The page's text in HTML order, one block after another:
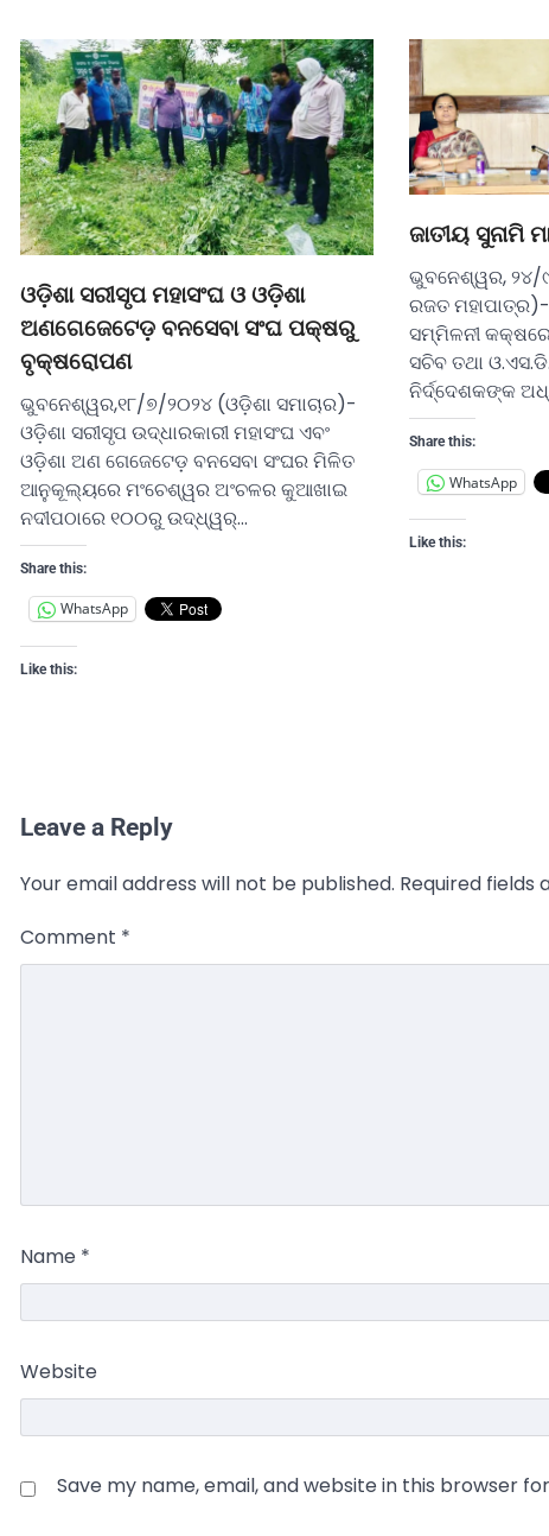
ଓଡ଼ିଶା ସରୀସୃପ ମହାସଂଘ ଓ ଓଡ଼ିଶା
ଅଣଗେଜେଟେଡ଼ ବନସେବା ସଂଘ ପକ୍ଷରୁ
ବୃକ୍ଷରୋପଣ
ଭୁବନେଶ୍ୱର,୧୮/୭/୨୦୨୪ (ଓଡ଼ିଶା ସମାଚାର)-
ଓଡ଼ିଶା ସରୀସୃପ ଉଦ୍ଧାରକାରୀ ମହାସଂଘ ଏବଂ
ଓଡ଼ିଶା ଅଣ ଗେଜେଟେଡ଼ ବନସେବା ସଂଘର ମିଳିତ
ଆନୁକୂଲ୍ୟରେ ମଂଚେଶ୍ୱର ଅଂଚଳର କୁଆଖାଇ
ନଦୀପଠାରେ ୧୦୦ରୁ ଉଦ୍ଧ୍ୱର୍…
Share this:
WhatsApp
Like this:
ଜାତୀୟ ସୁନାମି
ଭୁବନେଶ୍ୱର, ୨୪/
ରଜତ
ସମ୍ମିଳନୀ
ସଚିବ ତଥା
ନିର୍ଦ୍ଦେଶକଙ୍କ
Share this:
WhatsApp
Like this:
Leave a Reply
Your email address will not be published. Required fields
Comment *
Name *
Website
Save my name, email, and website in this browser